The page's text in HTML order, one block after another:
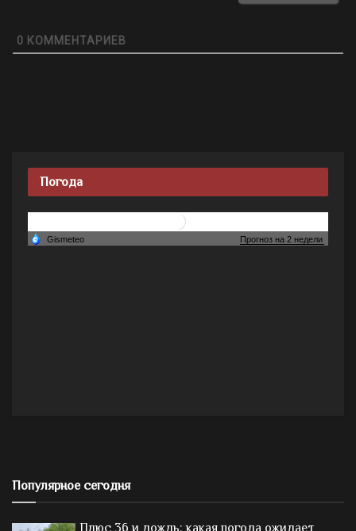
0 КОММЕНТАРИЕВ
Погода
Популярное сегодня
Плюс 36 и дождь: какая погода ожидает